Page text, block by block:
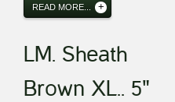
READ MORE...
LM. Sheath
Brown XL.. 5"